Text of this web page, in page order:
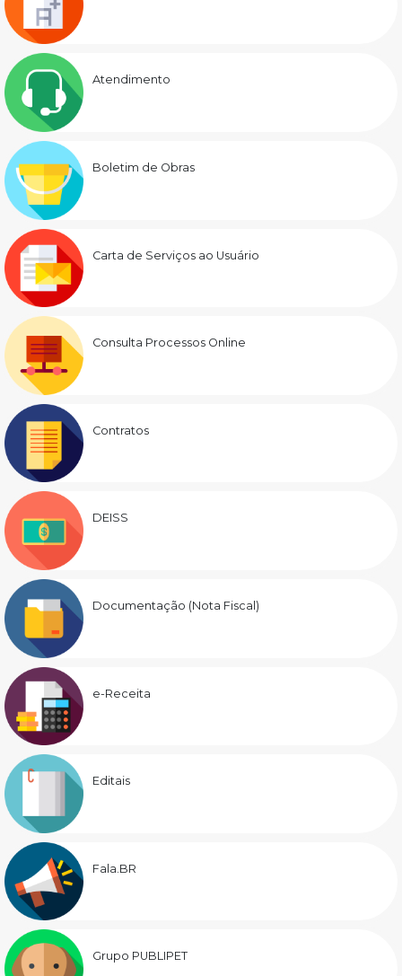
Atendimento
Boletim de Obras
Carta de Serviços ao Usuário
Consulta Processos Online
Contratos
DEISS
Documentação (Nota Fiscal)
e-Receita
Editais
Fala.BR
Grupo PUBLIPET